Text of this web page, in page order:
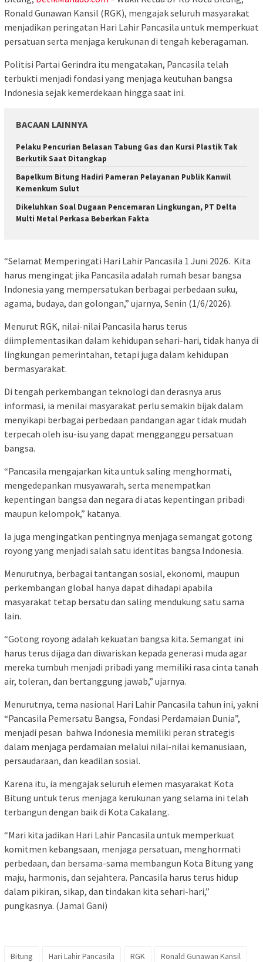
Ronald Gunawan Kansil (RGK), mengajak seluruh masyarakat
menjadikan peringatan Hari Lahir Pancasila untuk memperkuat
persatuan serta menjaga kerukunan di tengah keberagaman.
Politisi Partai Gerindra itu mengatakan, Pancasila telah
terbukti menjadi fondasi yang menjaga keutuhan bangsa
Indonesia sejak kemerdekaan hingga saat ini.
BACAAN LAINNYA
Pelaku Pencurian Belasan Tabung Gas dan Kursi Plastik Tak
Berkutik Saat Ditangkap
‎Bapelkum Bitung Hadiri Pameran Pelayanan Publik Kanwil
Kemenkum Sulut
Dikeluhkan Soal Dugaan Pencemaran Lingkungan, PT Delta
Multi Metal Perkasa Beberkan Fakta
“Selamat Memperingati Hari Lahir Pancasila 1 Juni 2026. Kita
harus mengingat jika Pancasila adalah rumah besar bangsa
Indonesia yang mempersatukan berbagai perbedaan suku,
agama, budaya, dan golongan,” ujarnya, Senin (1/6/2026).
Menurut RGK, nilai-nilai Pancasila harus terus
diimplementasikan dalam kehidupan sehari-hari, tidak hanya di
lingkungan pemerintahan, tetapi juga dalam kehidupan
bermasyarakat.
Di tengah perkembangan teknologi dan derasnya arus
informasi, ia menilai masyarakat perlu semakin bijak dalam
menyikapi berbagai perbedaan pandangan agar tidak mudah
terpecah oleh isu-isu yang dapat mengganggu persatuan
bangsa.
“Pancasila mengajarkan kita untuk saling menghormati,
mengedepankan musyawarah, serta menempatkan
kepentingan bangsa dan negara di atas kepentingan pribadi
maupun kelompok,” katanya.
Ia juga mengingatkan pentingnya menjaga semangat gotong
royong yang menjadi salah satu identitas bangsa Indonesia.
Menurutnya, berbagai tantangan sosial, ekonomi, maupun
perkembangan global hanya dapat dihadapi apabila
masyarakat tetap bersatu dan saling mendukung satu sama
lain.
“Gotong royong adalah kekuatan bangsa kita. Semangat ini
harus terus dijaga dan diwariskan kepada generasi muda agar
mereka tumbuh menjadi pribadi yang memiliki rasa cinta tanah
air, toleran, dan bertanggung jawab,” ujarnya.
Menurutnya, tema nasional Hari Lahir Pancasila tahun ini, yakni
“Pancasila Pemersatu Bangsa, Fondasi Perdamaian Dunia”,
menjadi pesan bahwa Indonesia memiliki peran strategis
dalam menjaga perdamaian melalui nilai-nilai kemanusiaan,
persaudaraan, dan keadilan sosial.
Karena itu, ia mengajak seluruh elemen masyarakat Kota
Bitung untuk terus menjaga kerukunan yang selama ini telah
terbangun dengan baik di Kota Cakalang.
“Mari kita jadikan Hari Lahir Pancasila untuk memperkuat
komitmen kebangsaan, menjaga persatuan, menghormati
perbedaan, dan bersama-sama membangun Kota Bitung yang
maju, harmonis, dan sejahtera. Pancasila harus terus hidup
dalam pikiran, sikap, dan tindakan kita sehari-hari,”
pungkasnya. (Jamal Gani)
Bitung Hari Lahir Pancasila RGK Ronald Gunawan Kansil